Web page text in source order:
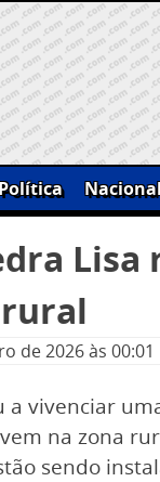
de 2026às 00:01
a vivenciar
na zona
sendo